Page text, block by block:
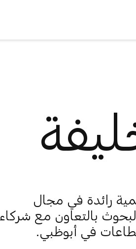
رائدة في مجال
بالتعاون مع شركاء
في أبوظبي.